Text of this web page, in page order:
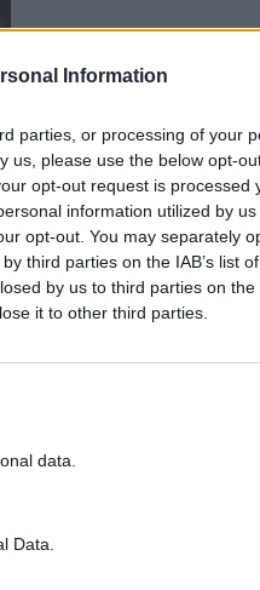
Information
parties, or processing of your
us, please use the below opt-
opt-out request is processed
information utilized by
opt-out. You may separately
third parties on the IAB’s list
by us to third parties on the
it to other third parties.
data.
Data.
da 8,90 euro e abiti
a prezzi
vestiti a soli 15 euro.
il weekend delle